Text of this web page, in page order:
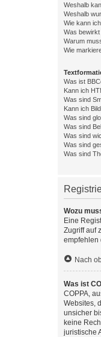
Weshalb
Weshalb
Wie kann
Was bewirkt
Warum
Wie
Was ist
Kann ich
Was sind
Kann ich
Was sind
Was sind
Was sind
Was sind
Was sind
Wozu
Eine
Zugriff auf
empfehlen
Nach
Was ist
COPPA,
Websites,
unsicher
keine
juristische